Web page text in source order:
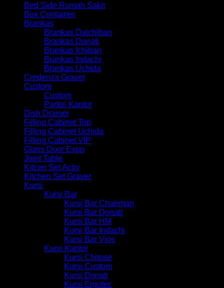
Bed Side Rumah Sakit
Box Container
Brankas
Brankas Daichiban
Brankas Donati
Brankas Ichiban
Brankas Indachi
Brankas Uchida
Credenza Graver
Custom
Custom
Partisi Kantor
Dish Drainer
Filling Cabinet Top
Filling Cabinet Uchida
Filling Cabinet VIP
Glass Door Expo
Joint Table
Kitcen Set Activ
Kitchen Set Graver
Kursi
Kursi Bar
Kursi Bar Chairman
Kursi Bar Donati
Kursi Bar HM
Kursi Bar Indachi
Kursi Bar Vios
Kursi Kantor
Kursi Chitose
Kursi Custom
Kursi Donati
Kursi Ergotec